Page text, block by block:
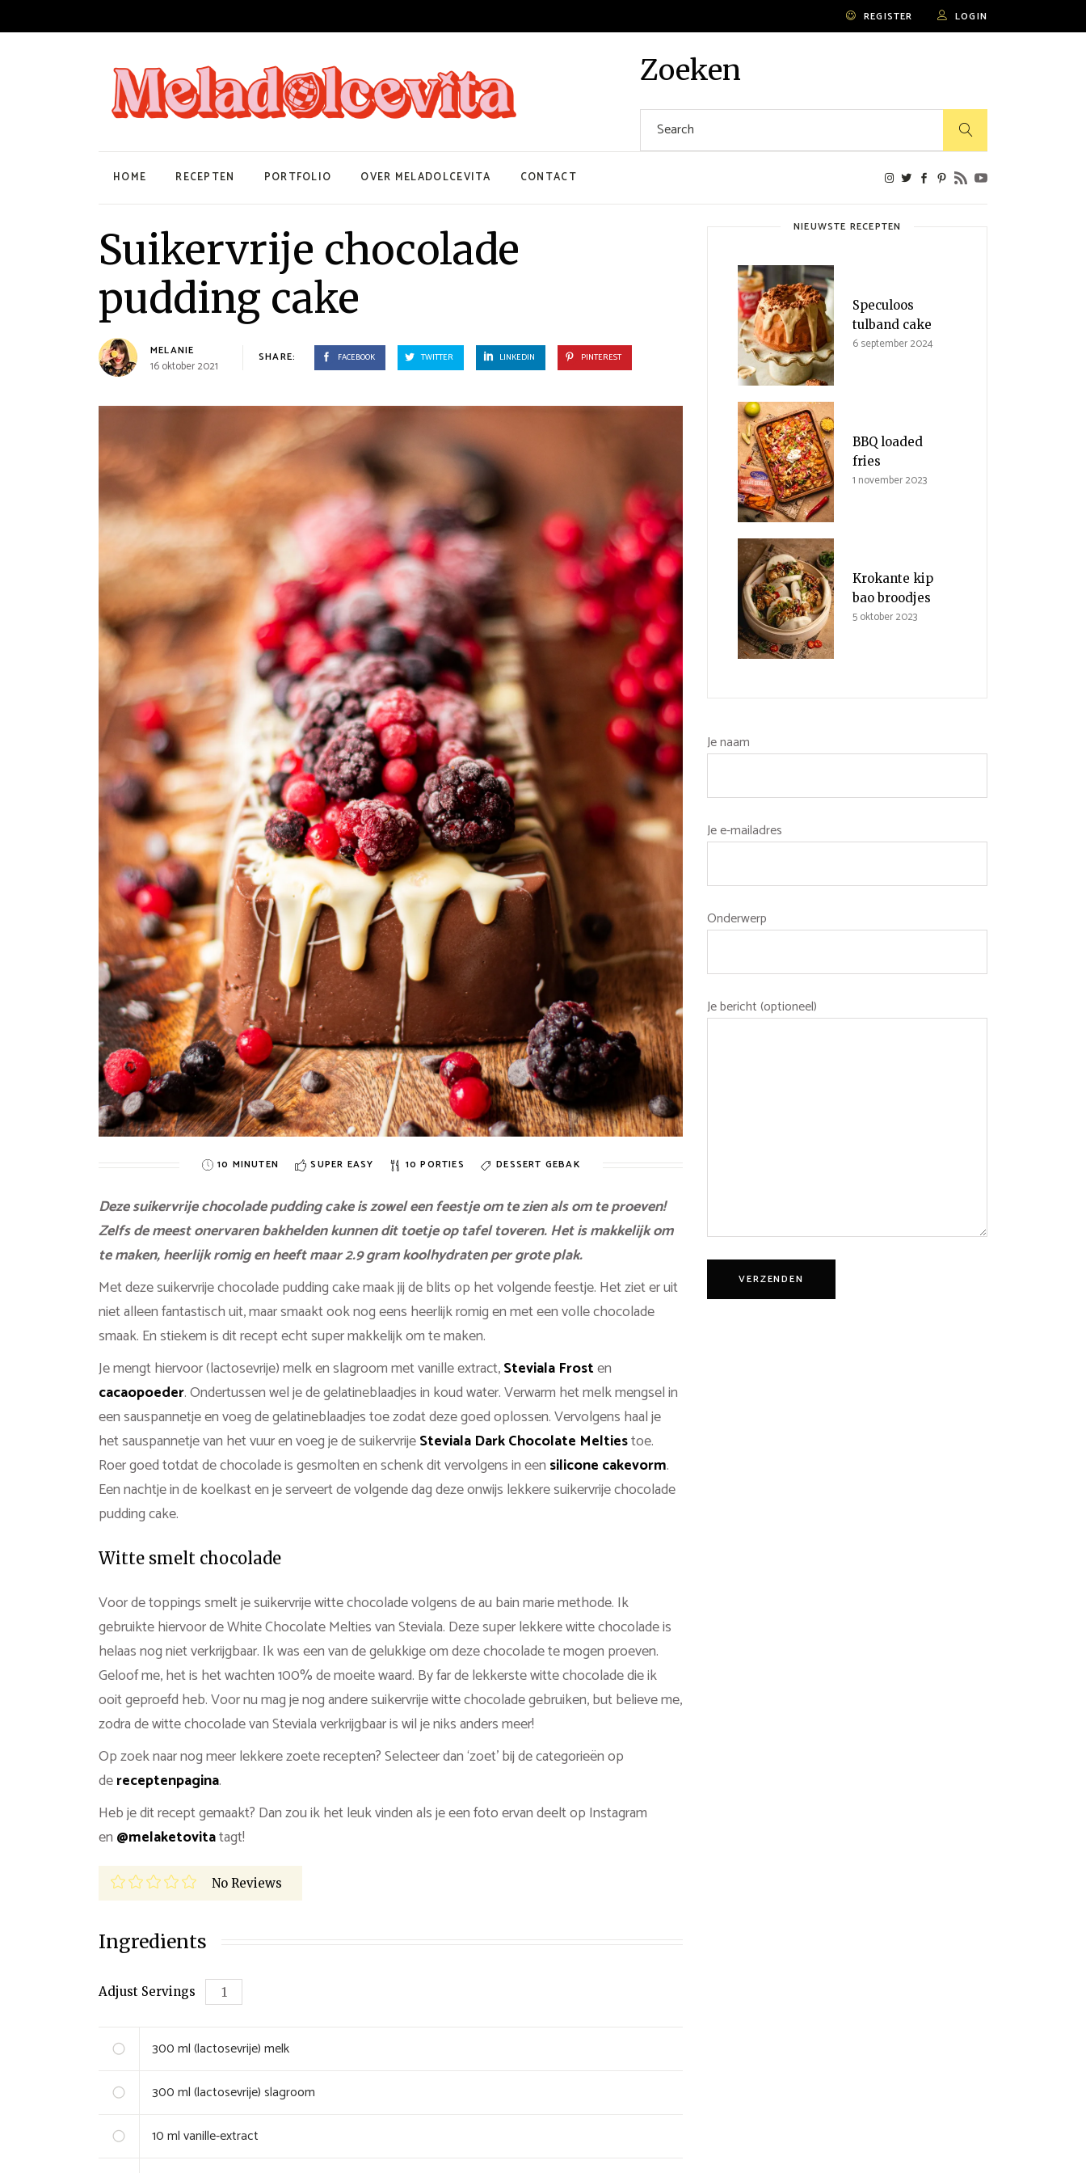
REGISTER LOGIN
Zoeken
Search
HOME RECEPTEN PORTFOLIO OVER MELADOLCEVITA CONTACT
Suikervrije chocolade
pudding cake
MELANIE
16 oktober 2021
SHARE: FACEBOOK TWITTER LINKEDIN PINTEREST
10 MINUTEN SUPER EASY 10 PORTIES DESSERT GEBAK
Deze suikervrije chocolade pudding cake is zowel een feestje om te zien als om te proeven!
Zelfs de meest onervaren bakhelden kunnen dit toetje op tafel toveren. Het is makkelijk om
te maken, heerlijk romig en heeft maar 2.9 gram koolhydraten per grote plak.
Met deze suikervrije chocolade pudding cake maak jij de blits op het volgende feestje. Het ziet er uit
niet alleen fantastisch uit, maar smaakt ook nog eens heerlijk romig en met een volle chocolade
smaak. En stiekem is dit recept echt super makkelijk om te maken.
Je mengt hiervoor (lactosevrije) melk en slagroom met vanille extract,Steviala Frosten
cacaopoeder. Ondertussen wel je de gelatineblaadjes in koud water. Verwarm het melk mengsel in
een sauspannetje en voeg de gelatineblaadjes toe zodat deze goed oplossen. Vervolgens haal je
het sauspannetje van het vuur en voeg je de suikervrijeSteviala Dark Chocolate Meltiestoe.
Roer goed totdat de chocolade is gesmolten en schenk dit vervolgens in een silicone cakevorm.
Een nachtje in de koelkast en je serveert de volgende dag deze onwijs lekkere suikervrije chocolade
pudding cake.
Witte smelt chocolade
Voor de toppings smelt je suikervrije witte chocolade volgens de au bain marie methode. Ik
gebruikte hiervoor de White Chocolate Melties van Steviala. Deze super lekkere witte chocolade is
helaas nog niet verkrijgbaar. Ik was een van de gelukkige om deze chocolade te mogen proeven.
Geloof me, het is het wachten 100% de moeite waard. By far de lekkerste witte chocolade die ik
ooit geproefd heb. Voor nu mag je nog andere suikervrije witte chocolade gebruiken, but believe me,
zodra de witte chocolade van Steviala verkrijgbaar is wil je niks anders meer!
Op zoek naar nog meer lekkere zoete recepten? Selecteer dan ‘zoet’ bij de categorieën op
dereceptenpagina.
Heb je dit recept gemaakt? Dan zou ik het leuk vinden als je een foto ervan deelt op Instagram
en @melaketovitatagt!
No Reviews
Ingredients
Adjust Servings
300ml(lactosevrije) melk
300ml(lactosevrije) slagroom
10mlvanille-extract
NIEUWSTE RECEPTEN
Speculoos
tulband cake
6 september 2024
BBQ loaded
fries
1 november 2023
Krokante kip
bao broodjes
5 oktober 2023
Je naam
Je e-mailadres
Onderwerp
Je bericht (optioneel)
VERZENDEN